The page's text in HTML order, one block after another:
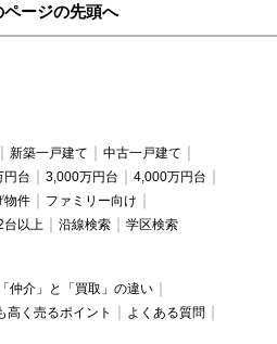
ページの先頭へ
新築一戸建て
中古一戸建て
円台 3,000万円台
4,000万円台
物件
ファミリー向け
台以上 沿線検索 学区検索
「仲介」と「買取」の違い
高く売るポイント
よくある質問